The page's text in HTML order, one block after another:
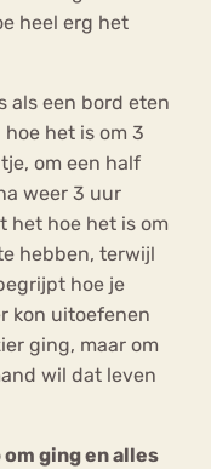
heel erg het
als een bord eten
het is om 3
om een half
weer 3 uur
het hoe het is om
hebben, terwijl
hoe je
kon uitoefenen
ging, maar om
wil dat leven
ging en alles